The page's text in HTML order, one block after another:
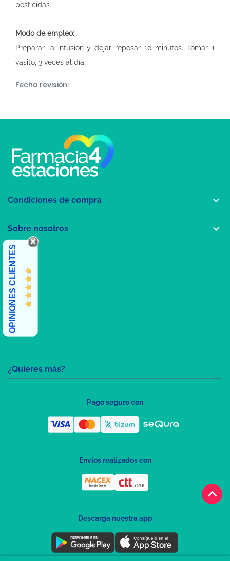
pesticidas.
Modo de empleo:
Preparar la infusión y dejar reposar 10 minutos. Tomar 1
vasito, 3 veces al día.
Fecha revisión:
keyboard_arrow_up
¿Quieres más?
Condiciones de compra 
Sobre nosotros 
OPINIONES CLIENTES
Pago seguro con
Envíos realizados con
Descarga nuestra app